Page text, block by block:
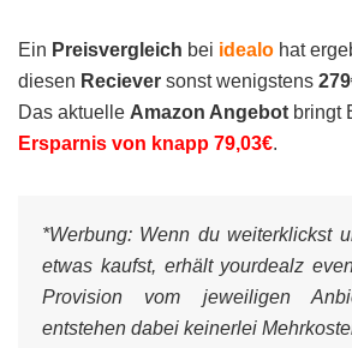
Ein Preisvergleich bei idealo hat
diesen Reciever sonst wenigstens
Das aktuelle Amazon Angebot bringt
Ersparnis von knapp 79,03€.
*Werbung: Wenn du weiterklickst
etwas kaufst, erhält yourdealz
Provision vom jeweiligen
entstehen dabei keinerlei